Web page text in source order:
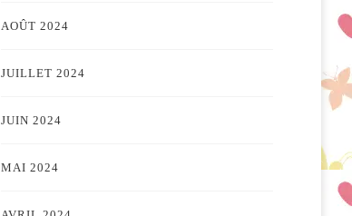
AOÛT 2024
JUILLET 2024
JUIN 2024
MAI 2024